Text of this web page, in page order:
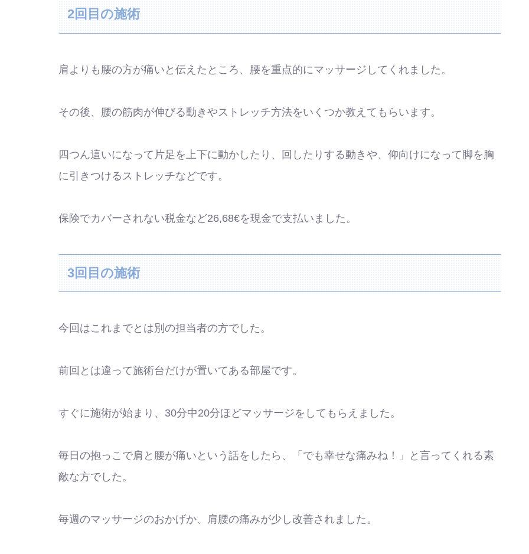
2回目の施術
肩よりも腰の方が痛いと伝えたところ、腰を重点的にマッサージしてくれました。
その後、腰の筋肉が伸びる動きやストレッチ方法をいくつか教えてもらいます。
四つん這いになって片足を上下に動かしたり、回したりする動きや、仰向けになって脚を胸
に引きつけるストレッチなどです。
保険でカバーされない税金など26,68€を現金で支払いました。
3回目の施術
今回はこれまでとは別の担当者の方でした。
前回とは違って施術台だけが置いてある部屋です。
すぐに施術が始まり、30分中20分ほどマッサージをしてもらえました。
毎日の抱っこで肩と腰が痛いという話をしたら、「でも幸せな痛みね！」と言ってくれる素
敵な方でした。
毎週のマッサージのおかげか、肩腰の痛みが少し改善されました。